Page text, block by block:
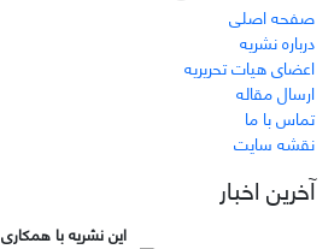
صفحه اصلی
درباره نشریه
اعضای هیات تحریریه
ارسال مقاله
تماس با ما
نقشه سایت
آخرین اخبار
این نشریه با همکاری